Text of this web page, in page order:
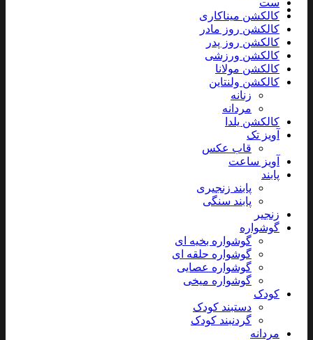
کالکشن میناکاری
کالکشن روز مادر
کالکشن روز پدر
کالکشن ورزشی
کالکشن مولانا
کالکشن ولنتاین
زنانه
مردانه
کالکشن یلدا
آویز تک
قاب عکس
آویز ساعت
پابند
پابند زنجیری
پابند سنگی
زنجیر
گوشواره
گوشواره بخیه ای
گوشواره حلقه ای
گوشواره عصایی
گوشواره میخی
کودک
دستبند کودک
گردنبند کودک
مردانه